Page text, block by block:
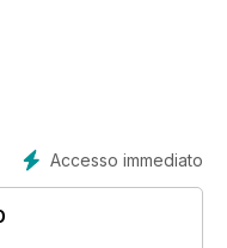
in Yorkshire in 1987.
Britain, France,
the annexation of
- Back to the Bunker
Accesso immediato